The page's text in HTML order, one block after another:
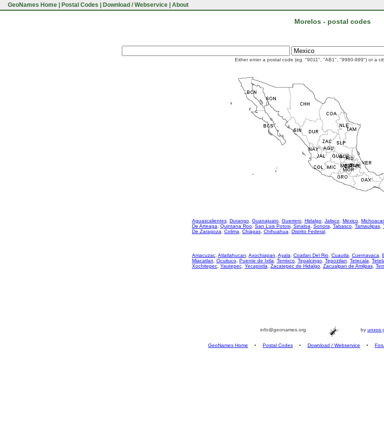
GeoNames Home Postal Codes Download / Webservice About
Morelos - postal codes
Either enter a postal code (eg. "9011", "AB1", "9980-999") or a
Aguascalientes, Durango, Guanajuato, Guerrero, Hidalgo, Jalisco, Mexico,
De Arteaga
Quintana Roo, San Luis Potosi, Sinaloa Sonora Tabasco, Tamaulipas,
De Zaragoza
Colima Chiapas, Chihuahua Distrito Federal,
Amacuzac, Atlatlahucan Axochiapan Ayala Coatlan Del Rio, Cuautla Cuernavaca
Miacatlan
Ocuituco, Puente de Ixtla Temixco, Tepalcingo, Tepoztlan Tetecala
Xochitepec, Yautepec, Yecapixtla Zacatepec de Hidalgo, Zacualpan de Amilpas,
info@geonames.org by unxos
GeoNames Home • Postal Codes • Download / Webservice •